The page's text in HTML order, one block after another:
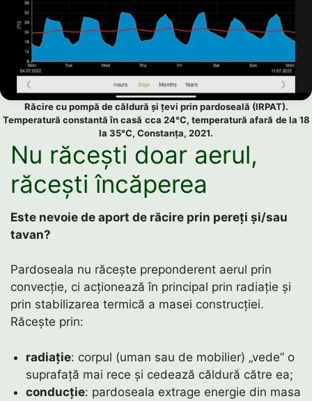
Răcire cu pompă de căldură și țevi prin pardoseală (IRPAT).
Temperatură constantă în casă cca 24°C, temperatură afară de la 18
la 35°C, Constanța, 2021.
Nu răcești doar aerul,
răcești încăperea
Este nevoie de aport de răcire prin pereți și/sau
tavan?
Pardoseala nu răcește preponderent aerul prin
convecție, ci acționează în principal prin radiație și
prin stabilizarea termică a masei construcției.
Răcește prin:
radiație: corpul (uman sau de mobilier) „vede” o
suprafață mai rece și cedează căldură către ea;
conducție: pardoseala extrage energie din masa